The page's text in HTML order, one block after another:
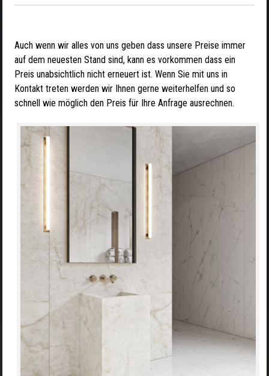
Auch wenn wir alles von uns geben dass unsere Preise immer
auf dem neuesten Stand sind, kann es vorkommen dass ein
Preis unabsichtlich nicht erneuert ist. Wenn Sie mit uns in
Kontakt treten werden wir Ihnen gerne weiterhelfen und so
schnell wie möglich den Preis für Ihre Anfrage ausrechnen.